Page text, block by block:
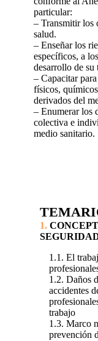
particular:
– Transmitir los
salud.
– Enseñar los
específicos, a
desarrollo de su
– Capacitar
físicos,
derivados del
– Enumerar los
colectiva e
medio sanitario.
1.
1.1. El
1.2. Daños
accidentes
trabajo
1.3. Marco
prevención